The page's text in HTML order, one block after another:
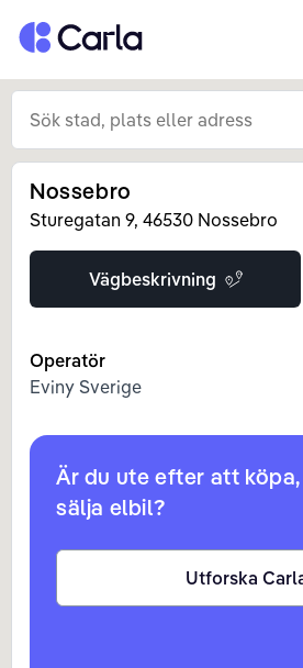
Tillbaka till startsidan
Nossebro
Sturegatan 9, 46530 Nossebro
Vägbeskrivning
Operatör
Eviny Sverige
Är du ute efter att
sälja elbil?
Utforska